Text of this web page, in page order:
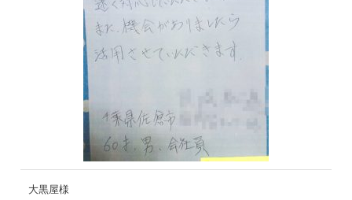
大黒屋様